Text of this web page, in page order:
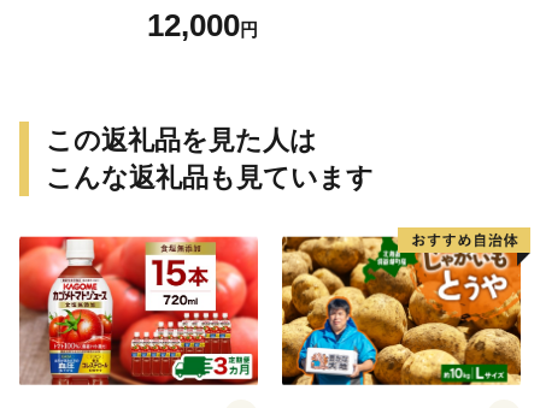
ん ちりめんじゃこ 上乾ちり
めん しらす しらす干し 大容
服部水産】【配達不可：離
島】
12,000円
この返礼品を見た人は
こんな返礼品も見ています